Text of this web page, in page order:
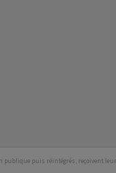
publique puis réintégrés, reçoivent